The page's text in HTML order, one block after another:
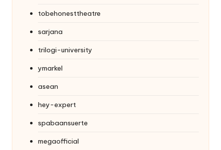
tobehonesttheatre
sarjana
trilogi-university
ymarkel
asean
hey-expert
spabaansuerte
megaofficial